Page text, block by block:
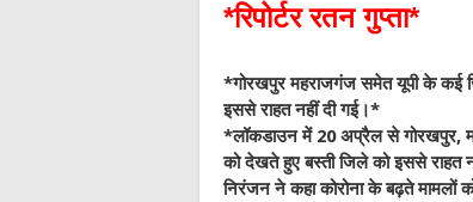
*रिपोर्टर रतन गुप्ता*
*गोरखपुर महराजगंज समेत यूपी के कई
इससे राहत नहीं दी गई।*
*लॉकडाउन में 20 अप्रैल से गोरखपुर,
को देखते हुए बस्‍ती जिले को इससे राहत
निरंजन ने कहा कोरोना के बढ़ते मामलों